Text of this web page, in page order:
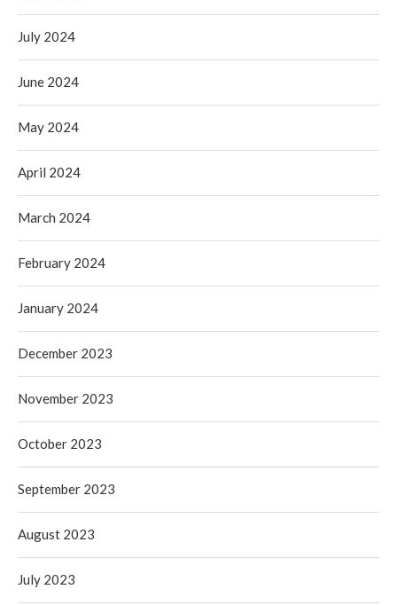
July 2024
June 2024
May 2024
April 2024
March 2024
February 2024
January 2024
December 2023
November 2023
October 2023
September 2023
August 2023
July 2023